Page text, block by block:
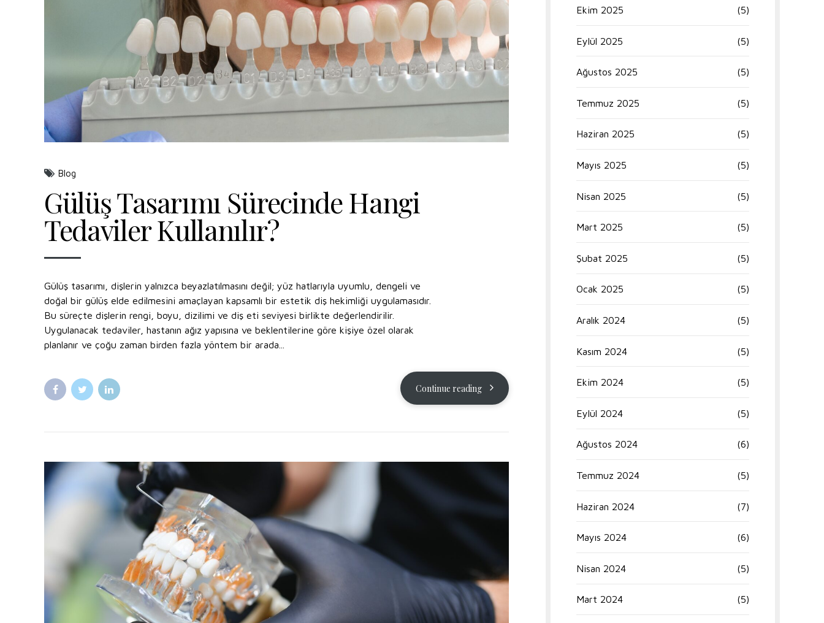
Blog
Gülüş Tasarımı Sürecinde Hangi
Tedaviler Kullanılır?
Gülüş tasarımı, dişlerin yalnızca beyazlatılmasını değil; yüz hatlarıyla uyumlu, dengeli ve
doğal bir gülüş elde edilmesini amaçlayan kapsamlı bir estetik diş hekimliği uygulamasıdır.
Bu süreçte dişlerin rengi, boyu, dizilimi ve diş eti seviyesi birlikte değerlendirilir.
Uygulanacak tedaviler, hastanın ağız yapısına ve beklentilerine göre kişiye özel olarak
planlanır ve çoğu zaman birden fazla yöntem bir arada...
Continue reading
Ekim 2025 (5)
Eylül 2025 (5)
Ağustos 2025 (5)
Temmuz 2025 (5)
Haziran 2025 (5)
Mayıs 2025 (5)
Nisan 2025 (5)
Mart 2025 (5)
Şubat 2025 (5)
Ocak 2025 (5)
Aralık 2024 (5)
Kasım 2024 (5)
Ekim 2024 (5)
Eylül 2024 (5)
Ağustos 2024 (6)
Temmuz 2024 (5)
Haziran 2024 (7)
Mayıs 2024 (6)
Nisan 2024 (5)
Mart 2024 (5)